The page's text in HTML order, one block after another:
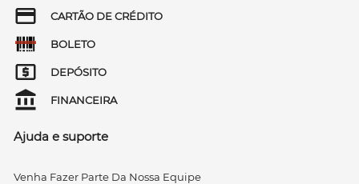
CARTÃO DE CRÉDITO
BOLETO
DEPÓSITO
FINANCEIRA
Ajuda e suporte
Venha Fazer Parte Da Nossa Equipe